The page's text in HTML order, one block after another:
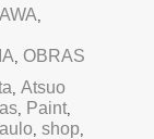
,
, OBRAS
, Atsuo
, Paint,
, shop,